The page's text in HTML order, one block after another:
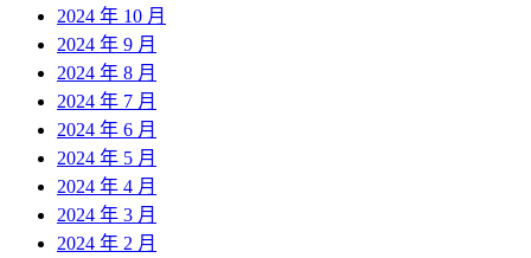
2024 年 10 月
2024 年 9 月
2024 年 8 月
2024 年 7 月
2024 年 6 月
2024 年 5 月
2024 年 4 月
2024 年 3 月
2024 年 2 月